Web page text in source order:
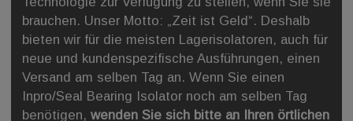
brauchen. Unser Motto: „Zeit ist Geld“. Deshalb
bieten wir für die meisten Lagerisolatoren, auch für
neue und kundenspezifische Ausführungen, einen
Versand am selben Tag an. Wenn Sie einen
Inpro/Seal Bearing Isolator noch am selben Tag
benötigen, wenden Sie sich bitte an Ihren örtlichen